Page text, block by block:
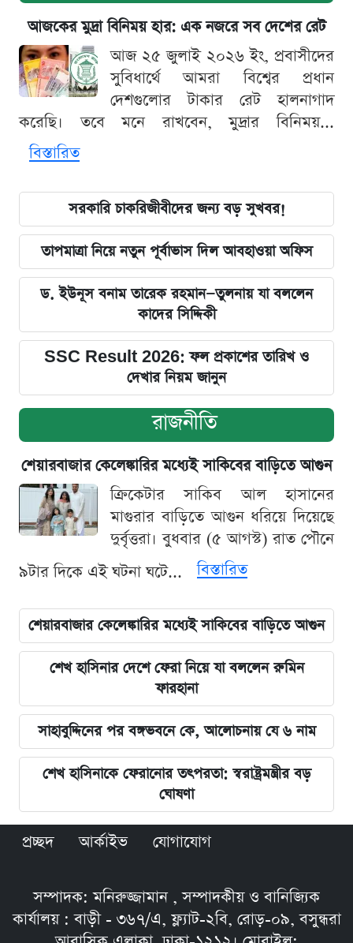
আজকের মুদ্রা বিনিময় হার: এক নজরে সব দেশের রেট
আজ ২৫ জুলাই ২০২৬ ইং, প্রবাসীদের
সুবিধার্থে আমরা বিশ্বের প্রধান
দেশগুলোর টাকার রেট হালনাগাদ
করেছি। তবে মনে রাখবেন, মুদ্রার বিনিময়...
বিস্তারিত
সরকারি চাকরিজীবীদের জন্য বড় সুখবর!
তাপমাত্রা নিয়ে নতুন পূর্বাভাস দিল আবহাওয়া অফিস
ড. ইউনূস বনাম তারেক রহমান—তুলনায় যা বললেন
কাদের সিদ্দিকী
SSC Result 2026: ফল প্রকাশের তারিখ ও
দেখার নিয়ম জানুন
রাজনীতি
শেয়ারবাজার কেলেঙ্কারির মধ্যেই সাকিবের বাড়িতে আগুন
ক্রিকেটার সাকিব আল হাসানের
মাগুরার বাড়িতে আগুন ধরিয়ে দিয়েছে
দুর্বৃত্তরা। বুধবার (৫ আগস্ট) রাত পৌনে
৯টার দিকে এই ঘটনা ঘটে...
বিস্তারিত
শেয়ারবাজার কেলেঙ্কারির মধ্যেই সাকিবের বাড়িতে আগুন
শেখ হাসিনার দেশে ফেরা নিয়ে যা বললেন রুমিন
ফারহানা
সাহাবুদ্দিনের পর বঙ্গভবনে কে, আলোচনায় যে ৬ নাম
শেখ হাসিনাকে ফেরানোর তৎপরতা: স্বরাষ্ট্রমন্ত্রীর বড়
ঘোষণা
প্রচ্ছদ আর্কাইভ যোগাযোগ
সম্পাদক: মনিরুজ্জামান , সম্পাদকীয় ও বানিজ্যিক
কার্যালয় : বাড়ী - ৩৬৭/এ, ফ্ল্যাট-২বি, রোড়-০৯, বসুন্ধরা